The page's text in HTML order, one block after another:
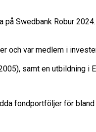
Swedbank Robur 2024.
och var medlem i
samt en
fondportföljer för